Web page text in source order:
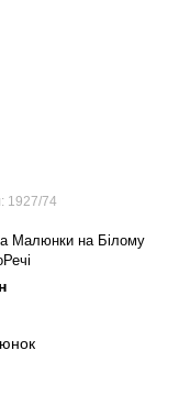
1927/74
Малюнки на Білому